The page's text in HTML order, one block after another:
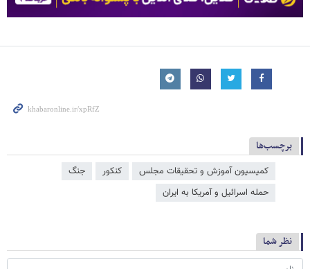
برچسب‌ها
کمیسیون آموزش و تحقیقات مجلس کنکور
جنگ
حمله اسرائیل و آمریکا به ایران
نظر شما